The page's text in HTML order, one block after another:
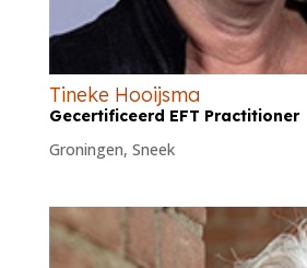
Tineke Hooijsma
Gecertificeerd EFT Practitioner
Groningen, Sneek